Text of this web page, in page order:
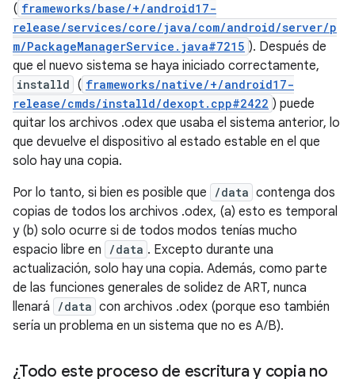
( frameworks/base/+/android17-
release/services/core/java/com/android/server/p
m/PackageManagerService.java#7215 ). Después de
que el nuevo sistema se haya iniciado correctamente,
installd ( frameworks/native/+/android17-
release/cmds/installd/dexopt.cpp#2422 ) puede
quitar los archivos .odex que usaba el sistema anterior, lo
que devuelve el dispositivo al estado estable en el que
solo hay una copia.
Por lo tanto, si bien es posible que
/data contenga dos
copias de todos los archivos .odex, (a) esto es temporal
y (b) solo ocurre si de todos modos tenías mucho
espacio libre en
/data . Excepto durante una
actualización, solo hay una copia. Además, como parte
de las funciones generales de solidez de ART, nunca
llenará
/data con archivos .odex (porque eso también
sería un problema en un sistema que no es A/B).
¿Todo este proceso de escritura y copia no